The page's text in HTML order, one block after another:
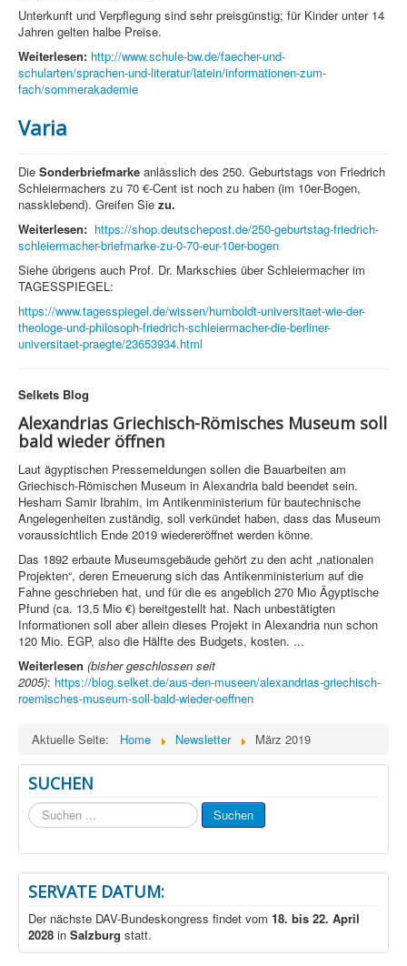
Unterkunft und Verpflegung sind sehr preisgünstig; für Kinder unter 14
Jahren gelten halbe Preise.
Weiterlesen: http://www.schule-bw.de/faecher-und-
schularten/sprachen-und-literatur/latein/informationen-zum-
fach/sommerakademie
Varia
Die Sonderbriefmarke anlässlich des 250. Geburtstags von Friedrich
Schleiermachers zu 70 €-Cent ist noch zu haben (im 10er-Bogen,
nassklebend). Greifen Sie zu.
Weiterlesen: https://shop.deutschepost.de/250-geburtstag-friedrich-
schleiermacher-briefmarke-zu-0-70-eur-10er-bogen
Siehe übrigens auch Prof. Dr. Markschies über Schleiermacher im
TAGESSPIEGEL:
https://www.tagesspiegel.de/wissen/humboldt-universitaet-wie-der-
theologe-und-philosoph-friedrich-schleiermacher-die-berliner-
universitaet-praegte/23653934.html
Selkets Blog
Alexandrias Griechisch-Römisches Museum soll
bald wieder öffnen
Laut ägyptischen Pressemeldungen sollen die Bauarbeiten am
Griechisch-Römischen Museum in Alexandria bald beendet sein.
Hesham Samir Ibrahim, im Antikenministerium für bautechnische
Angelegenheiten zuständig, soll verkündet haben, dass das Museum
voraussichtlich Ende 2019 wiedereröffnet werden könne.
Das 1892 erbaute Museumsgebäude gehört zu den acht „nationalen
Projekten“, deren Erneuerung sich das Antikenministerium auf die
Fahne geschrieben hat, und für die es angeblich 270 Mio Ägyptische
Pfund (ca. 13,5 Mio €) bereitgestellt hat. Nach unbestätigten
Informationen soll aber allein dieses Projekt in Alexandria nun schon
120 Mio. EGP, also die Hälfte des Budgets, kosten. ...
Weiterlesen (bisher geschlossen seit
2005): https://blog.selket.de/aus-den-museen/alexandrias-griechisch-
roemisches-museum-soll-bald-wieder-oeffnen
Aktuelle Seite: Home Newsletter März 2019
SUCHEN
Suchen
...
Suchen
SERVATE DATUM:
Der nächste DAV-Bundeskongress findet vom 18. bis 22. April
2028 in Salzburg statt.